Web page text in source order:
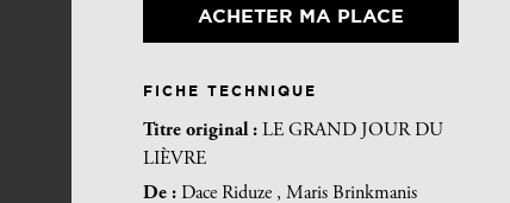
ACHETER MA PLACE
FICHE TECHNIQUE
Titre original : LE GRAND JOUR DU
LIÈVRE
De : Dace Riduze , Maris Brinkmanis